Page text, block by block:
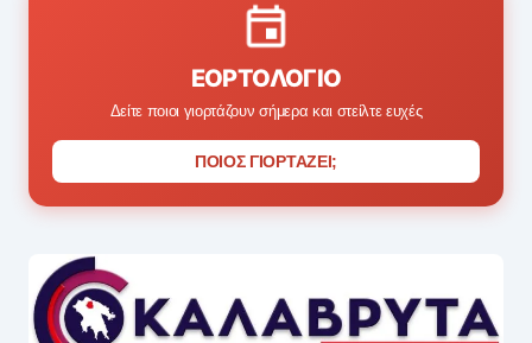
ΕΟΡΤΟΛΌΓΙΟ
Δείτε ποιοι γιορτάζουν σήμερα και στείλτε ευχές
ΠΟΙΟΣ ΓΙΟΡΤΑΖΕΙ;